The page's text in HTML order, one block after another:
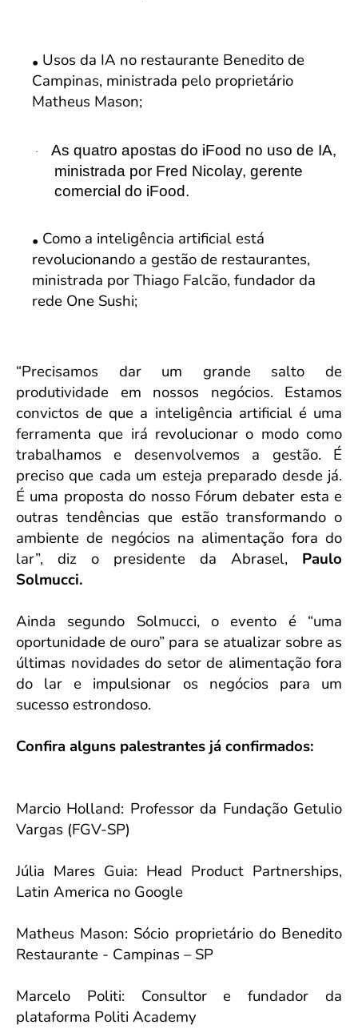
Usos da IA no restaurante Benedito de
Campinas, ministrada pelo proprietário
Matheus Mason;
·
As quatro apostas do iFood no uso de IA,
ministrada por Fred Nicolay, gerente
comercial do iFood.
Como a inteligência artificial está
revolucionando a gestão de restaurantes,
ministrada por Thiago Falcão, fundador da
rede One Sushi;
“Precisamos dar um grande salto de
produtividade em nossos negócios. Estamos
convictos de que a inteligência artificial é uma
ferramenta que irá revolucionar o modo como
trabalhamos e desenvolvemos a gestão. É
preciso que cada um esteja preparado desde já.
É uma proposta do nosso Fórum debater esta e
outras tendências que estão transformando o
ambiente de negócios na alimentação fora do
lar”, diz o presidente da Abrasel, Paulo
Solmucci.
Ainda segundo Solmucci, oevento é “uma
oportunidade de ouro” para se atualizar sobre as
últimas novidades do setor de alimentação fora
do lar e impulsionar os negócios para um
sucesso estrondoso.
Confira alguns palestrantes já confirmados:
Marcio Holland: Professor da Fundação Getulio
Vargas (FGV-SP)
Júlia Mares Guia: Head Product Partnerships,
Latin America no Google
Matheus Mason: Sócio proprietário do Benedito
Restaurante - Campinas – SP
Marcelo Politi: Consultor e fundador da
plataforma Politi Academy